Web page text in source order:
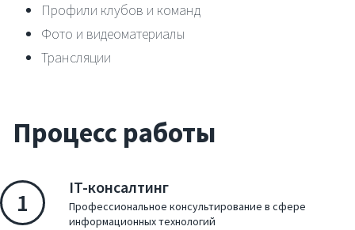
Профили клубов и команд
Фото и видеоматериалы
Трансляции
Процесс работы
1 IT-консалтинг
Профессиональное консультирование в сфере
информационных технологий